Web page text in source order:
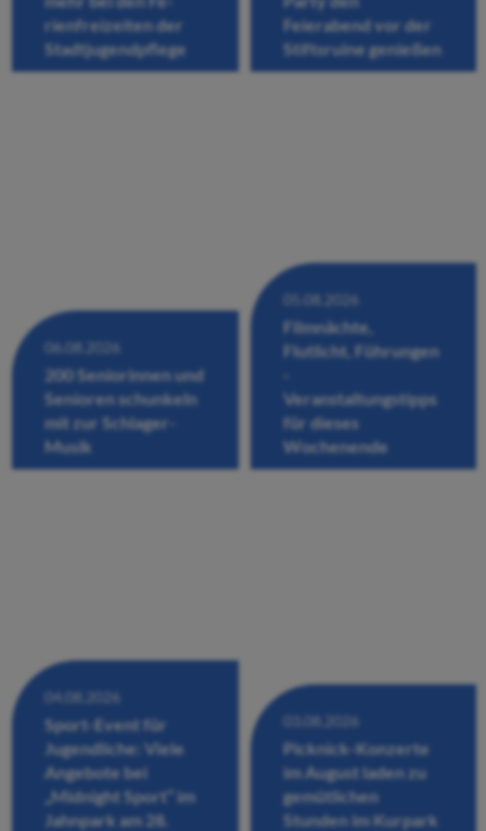
rienfreizeiten der
Stadtjugendpflege
Feierabend vor der
Stiftsruine genießen
06.08.2026
200 Seniorinnen und
Senioren schunkeln
mit zur Schlager-
Musik
05.08.2026
Filmnächte,
Flutlicht, Führungen
Veranstaltungstipps
für dieses
Wochenende
04.08.2026
Sport-Event für
Jugendliche: Viele
Angebote bei
„Midnight Sport“ im
Jahnpark am 28.
03.08.2026
Picknick-Konzerte
im August laden zu
gemütlichen
Stunden im Kurpark